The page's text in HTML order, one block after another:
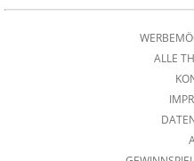
ALLE